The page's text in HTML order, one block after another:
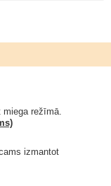
miega režīmā.
izmantot